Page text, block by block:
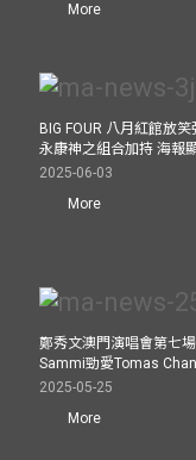
More
BIG FOUR 八月紅館放
永康神之組合加持 海報
2025-06-03
More
鄭秀文澳門演唱會第七
Sammi勁愛Tomas
2025-05-25
More